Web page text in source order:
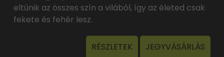
eltűnik az összes szín a vilából, így az életed csak
fekete és fehér lesz.
RÉSZLETEK JEGYVÁSÁRLÁS